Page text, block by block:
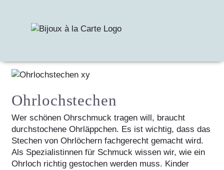
Ohrlochstechen
Wer schönen Ohrschmuck tragen will, braucht
durchstochene Ohrläppchen. Es ist wichtig, dass das
Stechen von Ohrlöchern fachgerecht gemacht wird.
Als Spezialistinnen für Schmuck wissen wir, wie ein
Ohrloch richtig gestochen werden muss. Kinder